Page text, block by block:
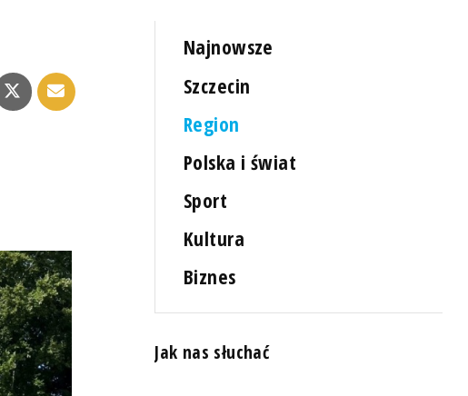
Najnowsze
Szczecin
Region
Polska i świat
Sport
Kultura
Biznes
Jak nas słuchać